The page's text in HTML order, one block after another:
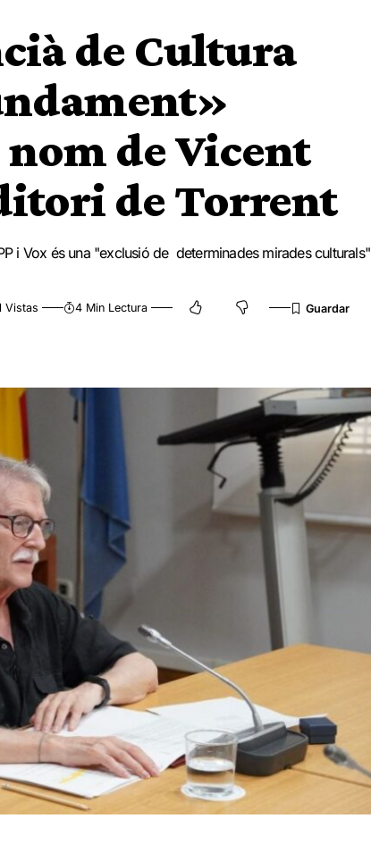
de Cultura
de Vicent
de Torrent
i Vox és una "exclusió de determinades mirades culturals"
Vistas 4 Min Lectura